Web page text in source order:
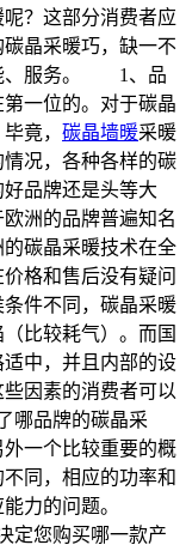
？这部分消费者应
晶采暖巧，缺一不
、服务。 1、品
一位的。对于碳晶
竟， 碳晶墙暖采暖
况，各种各样的碳
品牌还是头等大
洲的品牌普遍知名
碳晶采暖技术在全
格和售后没有疑问
件不同，碳晶采暖
比较耗气）。而国
中，并且内部的设
因素的消费者可以
品牌的碳晶采
一个比较重要的概
同，相应的功率和
能力的问题。
定您购买哪一款产